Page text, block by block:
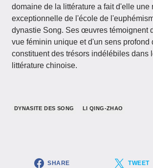
domaine de la littérature a fait d'elle une
exceptionnelle de l'école de
dynastie Song. Ses œuvres témoignent
vue féminin unique et d'un sens profond
constituent des trésors indélébiles dans
littérature chinoise.
DYNASITE DES SONG LI QING-ZHAO
SHARE TWEET